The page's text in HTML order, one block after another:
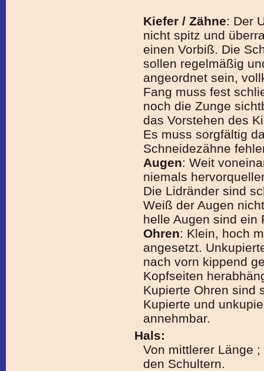
Kiefer / Zähne: Der
nicht spitz und
einen Vorbiß. Die
sollen regelmäßig
angeordnet sein,
Fang muss fest
noch die Zunge
das Vorstehen des
Es muss sorgfältig
Schneidezähne
Augen: Weit
niemals
Die Lidränder sind
Weiß der Augen
helle Augen sind ein
Ohren: Klein, hoch
angesetzt.
nach vorn kippend
Kopfseiten
Kupierte Ohren sind
Kupierte und
annehmbar.
Hals:
Von mittlerer Länge
den Schultern.